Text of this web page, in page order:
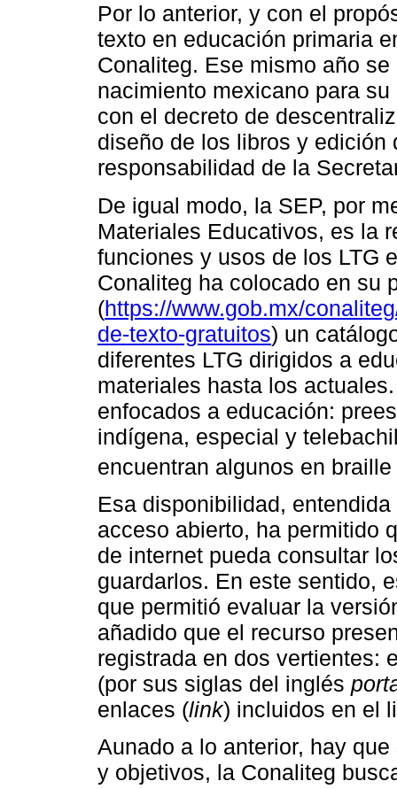
Por lo anterior, y con el
texto en educación primaria
Conaliteg. Ese mismo año
nacimiento mexicano para
con el decreto de
diseño de los libros y
responsabilidad de la
De igual modo, la SEP, por
Materiales Educativos, es la
funciones y usos de los LTG
Conaliteg ha colocado en su
(https://www.gob.mx/
de-texto-gratuitos) un
diferentes LTG dirigidos a
materiales hasta los
enfocados a educación:
indígena, especial y
encuentran algunos en
Esa disponibilidad,
acceso abierto, ha permitido
de internet pueda consultar
guardarlos. En este sentido,
que permitió evaluar la
añadido que el recurso
registrada en dos vertientes:
(por sus siglas del inglés
enlaces (link) incluidos en el
Aunado a lo anterior, hay
y objetivos, la Conaliteg